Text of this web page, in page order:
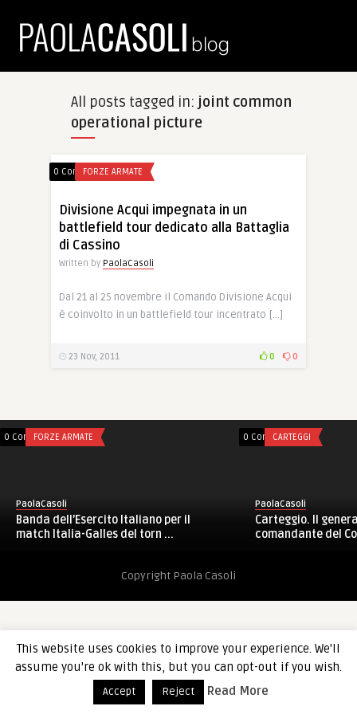
All posts tagged in: joint common
operational picture
0 CommentsFORZE ARMATE
Divisione Acqui impegnata in un
battlefield tour dedicato alla Battaglia
di Cassino
Written by PaolaCasoli
Dal 21 al 25 novembre il Comando Divisione Acqui
è coinvolto in un battlefield tour incentrato […]
23 Nov, 2011 0 0
0 CommentsFORZE ARMATE
PaolaCasoli
Banda dell’Esercito Italiano per il
match Italia-Galles del torn ...
0 Comments
CARTEGGI
PaolaCasoli
Carteggio. Il
comandante del
Copyright Paola Casoli
This website uses cookies to improve your experience. We'll
assume you're ok with this, but you can opt-out if you wish.
Accept Reject Read More